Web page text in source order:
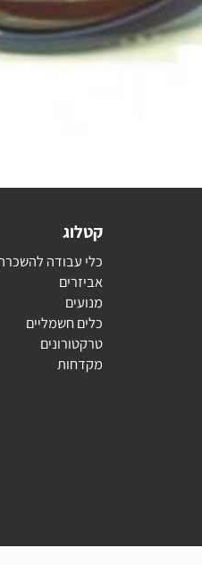
קטלוג
כלי עבודה להשכרה
אביזרים
כלים חשמליים